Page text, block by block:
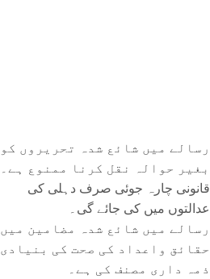
رسالے میں شائع شدہ تحریروں کو
بغیر حوالہ نقل کرنا ممنوع ہے۔
قانونی چارہ جوئی صرف دہلی کی
عدالتوں میں کی جائے گی۔
رسالے میں شائع شدہ مضامین میں
حقائق واعداد کی صحت کی بنیادی
ذمہ داری مصنف کی ہے۔